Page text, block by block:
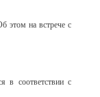
этом на встрече с
в соответствии с